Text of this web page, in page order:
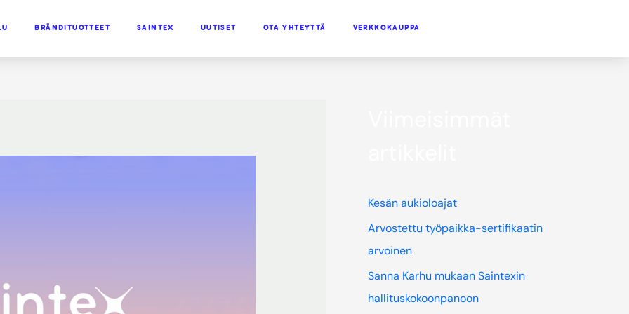
BRÄNDITUOTTEET SAINTEX UUTISET OTA YHTEYTTÄ VERKKOKAUPPA
Kesän aukioloajat
Arvostettu työpaikka-sertifikaatin
arvoinen
Sanna Karhu mukaan Saintexin
hallituskokoonpanoon